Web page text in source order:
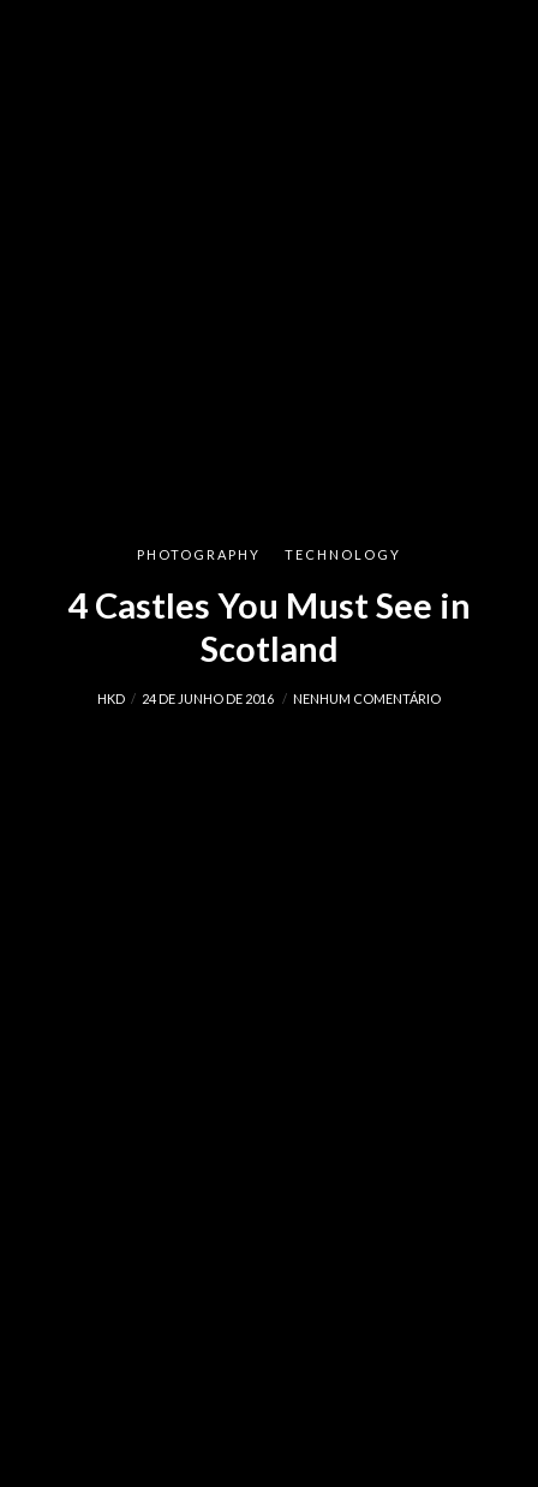
PHOTOGRAPHY TECHNOLOGY
4 Castles You Must See in
Scotland
HKD 24 DE JUNHO DE 2016 NENHUM COMENTÁRIO